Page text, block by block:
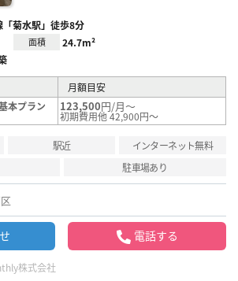
菊水駅」徒歩8分
面積 24.7m²
月額目安
本プラン
123,500円/月～
初期費用他 42,900円～
駅近
インターネット無料
駐車場あり
電話する
株式会社